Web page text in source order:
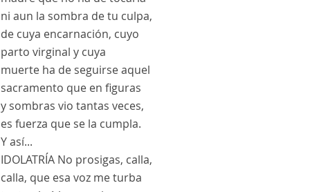
ni aun la sombra de tu culpa,
de cuya encarnación, cuyo
parto virginal y cuya
muerte ha de seguirse aquel
sacramento que en figuras
y sombras vio tantas veces,
es fuerza que se la cumpla.
Y así...
IDOLATRÍANo prosigas, calla,
calla, que esa voz me turba